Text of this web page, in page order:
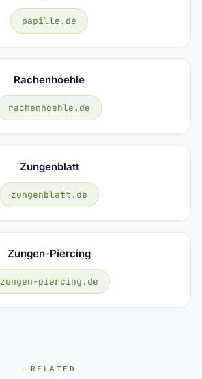
papille.de
Rachenhoehle
rachenhoehle.de
Zungenblatt
zungenblatt.de
Zungen-Piercing
zungen-piercing.de
RELATED